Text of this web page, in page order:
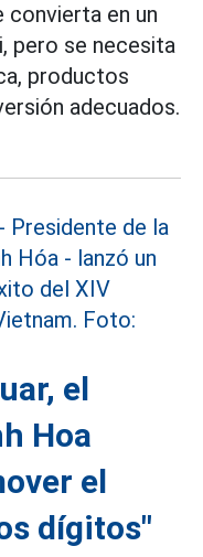
convierta en un
pero se necesita
productos
adecuados.
el
Hoa
el
dígitos"